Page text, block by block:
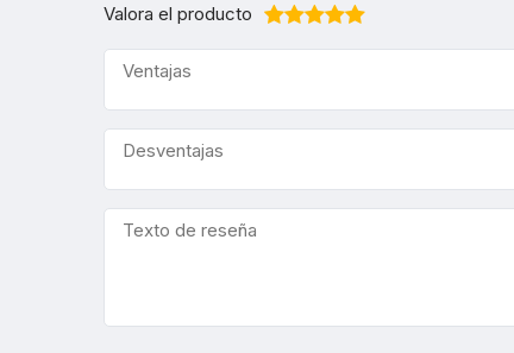
Valora el producto